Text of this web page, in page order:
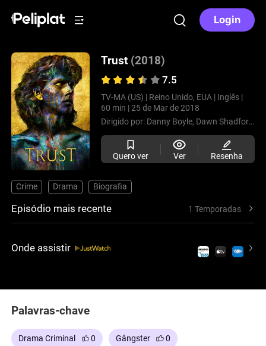
Login
Trust (2018)
7.5
TV-MA (US) | Reino Unido, EUA | Inglês |
60 min | 25 de Mar de 2018
Dirigido por: Danny Boyle, Dawn Shadforth,
Quero ver Ver Resenha
Crime Drama Biografia
Episódio mais recente 1 Temporadas
Onde assistir
Palavras-chave
Drama Criminal 0 Gângster 0